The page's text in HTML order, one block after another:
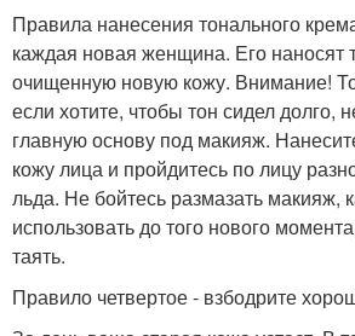
Правила нанесения тонального
каждая новая женщина. Его наносят
очищенную новую кожу. Внимание!
если хотите, чтобы тон сидел долго,
главную основу под макияж.
кожу лица и пройдитесь по лицу
льда. Не бойтесь размазать макияж,
использовать до того нового
таять.
Правило четвертое - взбодрите